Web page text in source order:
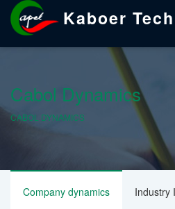
Kaboer
Cabol Dynamics
CABOL DYNAMICS
Company dynamics Industry